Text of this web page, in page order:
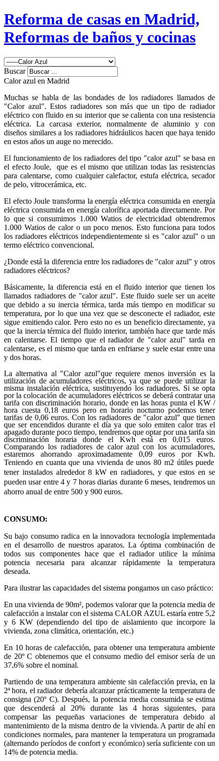
Reforma de casas en Madrid,
Reformas de baños y cocinas
Buscar
Calor azul en Madrid
Muchas se habla de las bondades de los radiadores llamados de
"Calor azul". Estos radiadores son más que un tipo de radiador
eléctrico con fluido en su interior que se calienta con una resistencia
eléctrica. La carcasa exterior, normalmente de aluminio y con
diseños similares a los radiadores hidráulicos hacen que haya tenido
en estos años un auge no merecido.
El funcionamiento de los radiadores del tipo "calor azul" se basa en
el efecto Joule, que es el mismo que utilizan todas las resistencias
para calentarse, como cualquier calefactor, estufa eléctrica, secador
de pelo, vitrocerámica, etc.
El efecto Joule transforma la energía eléctrica consumida en energía
eléctrica consumida en energía calorífica aportada directamente. Por
lo que si consumimos 1.000 Watios de electricidad obtendremos
1.000 Watios de calor o un poco menos. Esto funciona para todos
los radiadores eléctricos independientemente si es "calor azul" o un
termo eléctrico convencional.
¿Donde está la diferencia entre los radiadores de "calor azul" y otros
radiadores eléctricos?
Básicamente, la diferencia está en el fluido interior que tienen los
llamados radiadores de "calor azul". Este fluido suele ser un aceite
que debido a su inercia térmica, tarda más tiempo en modificar su
temperatura, por lo que una vez que se desconecte el radiador, este
sigue emitiendo calor. Pero esto no es un beneficio directamente, ya
que la inercia térmica del fluido interior, también hace que tarde más
en calentarse. El tiempo que el radiador de "calor azul" tarda en
calentarse, es el mismo que tarda en enfriarse y suele estar entre una
y dos horas.
La alternativa al "Calor azul"que requiere menos inversión es la
utilización de acumuladores eléctricos, ya que se puede utilizar la
misma instalación eléctrica, sustituyendo los radiadores. Si se opta
por la colocación de acumuladores eléctricos se deberá contratar una
tarifa con discriminación horario, donde en las horas punta el KW /
hora cuesta 0,18 euros pero en horario nocturno podemos tener
tarifas de 0,06 euros. Con los radiadores de "calor azul" que tienen
que ser encendidos durante el día ya que solo emiten calor tras el
apagado durante poco tiempo, tendremos que optar por una tarifa sin
discriminación horaria donde el Kwh está en 0,015 euros.
Comparando los radiadores de calor azul con los acumuladores,
estaremos ahorrando aproximadamente 0,09 euros por Kwh.
Teniendo en cuanta que una vivienda de unos 80 m2 útiles puede
tener instalados alrededor 8 kW en radiadores, y que estos en se
pueden usar entre 4 y 7 horas diarias durante 6 meses, tendremos un
ahorro anual de entre 500 y 900 euros.
CONSUMO:
Su bajo consumo radica en la innovadora tecnología implementada
en el desarrollo de nuestros aparatos. La óptima combinación de
todos sus componentes hace que el radiador utilice la mínima
potencia necesaria para alcanzar rápidamente la temperatura
deseada.
Para ilustrar las capacidades del sistema pongamos un caso práctico:
En una vivienda de 90m², podemos valorar que la potencia media de
calefacción a instalar con el sistema CALOR AZUL estaría entre 5,2
y 6 KW (dependiendo del tipo de aislamiento que incorpore la
vivienda, zona climática, orientación, etc.)
En 10 horas de calefacción, para obtener una temperatura ambiente
de 20º C obtenemos que el consumo medio del emisor sería de un
37,6% sobre el nominal.
Partiendo de una temperatura ambiente sin calefacción previa, en la
2ª hora, el radiador debería alcanzar prácticamente la temperatura de
consigna (20º C). Después, la potencia media consumida se estima
que descenderá al 20% durante las 4 horas siguientes, para
compensar las pequeñas variaciones de temperatura debido al
mantenimiento de la misma dentro de la vivienda. A partir de ahí en
condiciones normales, para mantener la temperatura un programada
(alternando períodos de confort y económico) sería suficiente con un
14% de potencia media.